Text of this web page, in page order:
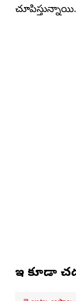
చూపిస్తున్నాయి.
ఇవి కూడా